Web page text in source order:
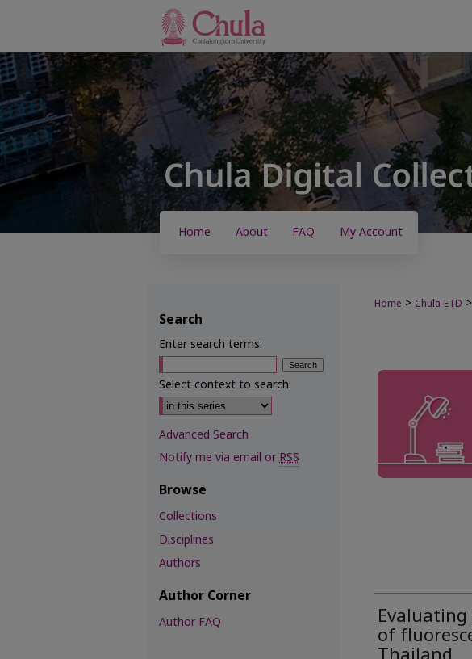
Home About FAQ My Account
Home > Chula-ETD >
of
Search
Enter search terms:
Select context to search:
Advanced Search
Notify me via email orRSS
Browse
Collections
Disciplines
Authors
Author Corner
Author FAQ